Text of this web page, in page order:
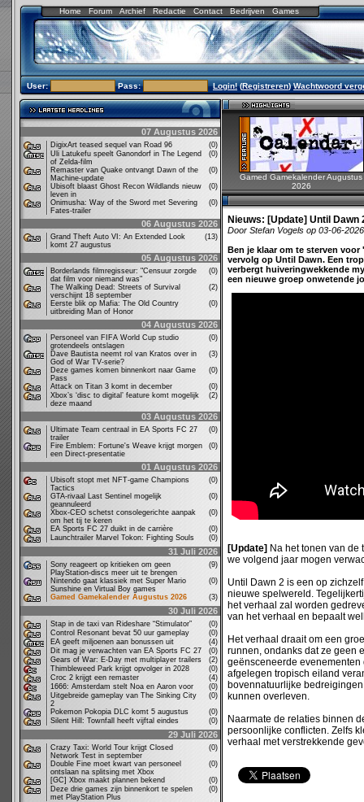
Home Forum Archief Redactie Contact Bedrijven Games
User: Pass: Login!(Registreren)Wachtwoord
07 Augustus 2026
DigixArt teased sequel van Road 96
(0)
Uli Latukefu speelt Ganondorf in The Legend
of Zelda-film
(0)
Remaster van Quake ontvangt Dawn of the
Machine-update
(0)
Ubisoft blaast Ghost Recon Wildlands nieuw
leven in
(0)
Onimusha: Way of the Sword met Severing
Fates-trailer
(0)
06 Augustus 2026
Grand Theft Auto VI: An Extended Look
komt 27 augustus
(13)
05 Augustus 2026
Borderlands filmregisseur: "Censuur zorgde
dat film voor niemand was"
(0)
The Walking Dead: Streets of Survival
verschijnt 18 september
(2)
Eerste blik op Mafia: The Old Country
uitbreiding Man of Honor
(0)
04 Augustus 2026
Personeel van FIFA World Cup studio
grotendeels ontslagen
(0)
Dave Bautista neemt rol van Kratos over in
God of War TV-serie?
(3)
Deze games komen binnenkort naar Game
Pass
(0)
Attack on Titan 3 komt in december
(0)
Xbox’s ‘disc to digital’ feature komt mogelijk
deze maand
(2)
03 Augustus 2026
Ultimate Team centraal in EA Sports FC 27
trailer
(0)
Fire Emblem: Fortune's Weave krijgt morgen
een Direct-presentatie
(0)
01 Augustus 2026
Ubisoft stopt met NFT-game Champions
Tactics
(0)
GTA-rivaal Last Sentinel mogelijk
geannuleerd
(0)
Xbox-CEO schetst consolegerichte aanpak
om het tij te keren
(0)
EA Sports FC 27 duikt in de carrière
(0)
Launchtrailer Marvel Tokon: Fighting Souls
(0)
31 Juli 2026
Sony reageert op kritieken om geen
PlayStation-discs meer uit te brengen
(9)
Nintendo gaat klassiek met Super Mario
Sunshine en Virtual Boy games
(0)
Gamed Gamekalender Augustus 2026
(3)
30 Juli 2026
Stap in de taxi van Rideshare “Stimulator”
(0)
Control Resonant bevat 50 uur gameplay
(0)
EA geeft miljoenen aan bonussen uit
(4)
Dit mag je verwachten van EA Sports FC 27
(0)
Gears of War: E-Day met multiplayer trailers
(2)
Thimbleweed Park krijgt opvolger in 2028
(0)
Croc 2 krijgt een remaster
(4)
1666: Amsterdam stelt Noa en Aaron voor
(0)
Uitgebreide gameplay van The Sinking City
2
(0)
Pokemon Pokopia DLC komt 5 augustus
(0)
Silent Hill: Townfall heeft vijftal eindes
(0)
29 Juli 2026
Crazy Taxi: World Tour krijgt Closed
Network Test in september
(0)
Double Fine moet kwart van personeel
ontslaan na splitsing met Xbox
(0)
[GC] Xbox maakt plannen bekend
(0)
Deze drie games zijn binnenkort te spelen
met PlayStation Plus
(0)
Gamed Gamekalender Augustus
2026
Nieuws: [Update] Until Dawn
Door Stefan Vogels op 03-06-
Ben je klaar om te sterven
vervolg op Until Dawn. Een
verbergt huiveringwekkende
een nieuwe groep onwetende
[Update] Na het tonen van de
we volgend jaar mogen
Until Dawn 2 is een op
nieuwe spelwereld.
het verhaal zal worden
van het verhaal en bepaalt
Het verhaal draait om een
runnen, ondanks dat ze geen
geënsceneerde
afgelegen tropisch eiland
bovennatuurlijke
kunnen overleven.
Naarmate de relaties binnen
persoonlijke conflicten. Zelfs
verhaal met verstrekkende